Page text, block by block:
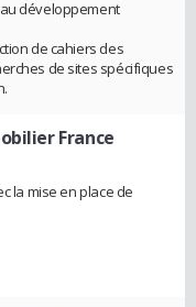
développement
de cahiers des
de sites spécifiques
France
la mise en place de